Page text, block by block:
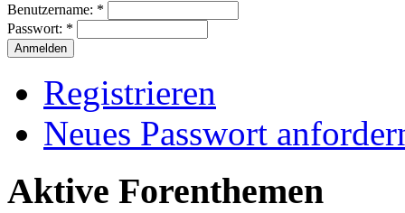
Benutzername: *
Passwort: *
Registrieren
Neues Passwort
Aktive Forenthemen